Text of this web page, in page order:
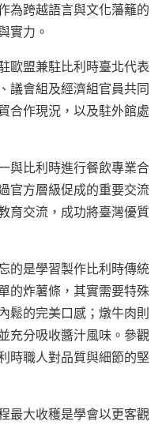
為跨越語言與文化藩籬的
實力。
歐盟兼駐比利時臺北代表
議會組及經濟組官員共同
合作現況，以及駐外館處
與比利時進行餐飲專業合
官方層級促成的重要交流
育交流，成功將臺灣優質
的是學習製作比利時傳統
的炸薯條，其實需要特殊
鬆的完美口感；燉牛肉則
充分吸收醬汁風味。參觀
時職人對品質與細節的堅
最大收穫是學會以更客觀